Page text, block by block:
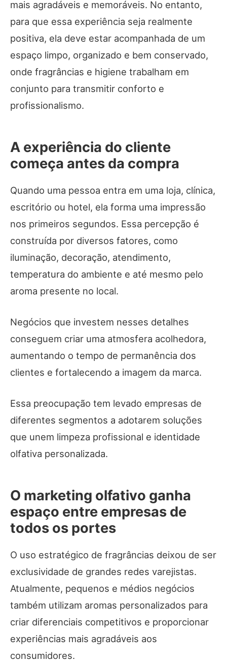
mais agradáveis e memoráveis. No entanto,
para que essa experiência seja realmente
positiva, ela deve estar acompanhada de um
espaço limpo, organizado e bem conservado,
onde fragrâncias e higiene trabalham em
conjunto para transmitir conforto e
profissionalismo.
A experiência do cliente
começa antes da compra
Quando uma pessoa entra em uma loja, clínica,
escritório ou hotel, ela forma uma impressão
nos primeiros segundos. Essa percepção é
construída por diversos fatores, como
iluminação, decoração, atendimento,
temperatura do ambiente e até mesmo pelo
aroma presente no local.
Negócios que investem nesses detalhes
conseguem criar uma atmosfera acolhedora,
aumentando o tempo de permanência dos
clientes e fortalecendo a imagem da marca.
Essa preocupação tem levado empresas de
diferentes segmentos a adotarem soluções
que unem limpeza profissional e identidade
olfativa personalizada.
O marketing olfativo ganha
espaço entre empresas de
todos os portes
O uso estratégico de fragrâncias deixou de ser
exclusividade de grandes redes varejistas.
Atualmente, pequenos e médios negócios
também utilizam aromas personalizados para
criar diferenciais competitivos e proporcionar
experiências mais agradáveis aos
consumidores.